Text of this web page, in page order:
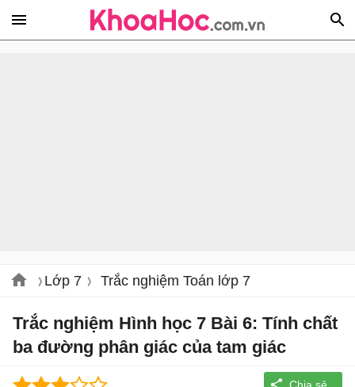
Lớp 7 Trắc nghiệm Toán lớp 7
Trắc nghiệm Hình học 7 Bài 6: Tính chất
ba đường phân giác của tam giác